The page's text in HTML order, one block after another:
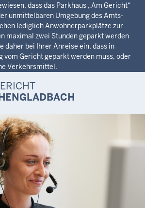
dass das Parkhaus „Am Gericht“
unmittelbaren Umgebung des Amts-
lediglich Anwohnerparkplätze zur
maximal zwei Stunden geparkt werden
daher bei Ihrer Anreise ein, dass in
vom Gericht geparkt werden muss, oder
Verkehrsmittel.